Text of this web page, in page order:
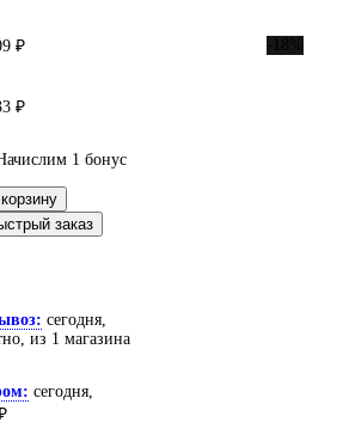
₽
₽
1 бонус
заказ
сегодня,
, из 1 магазина
сегодня,